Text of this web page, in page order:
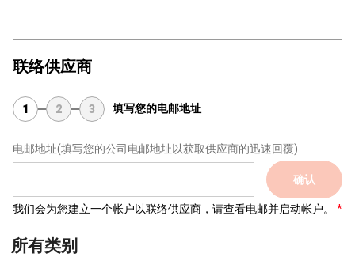
联络供应商
1 2 3 填写您的电邮地址
电邮地址(填写您的公司电邮地址以获取供应商的迅速回覆)
确认
我们会为您建立一个帐户以联络供应商，请查看电邮并启动帐户。
所有类别